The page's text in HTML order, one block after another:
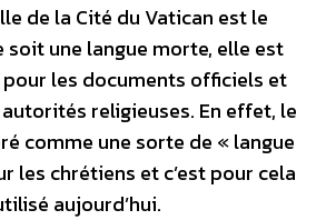
de la Cité du Vatican est le
soit une langue morte, elle est
les documents officiels et
religieuses. En effet, le
comme une sorte de « langue
les chrétiens et c’est pour cela
aujourd’hui.